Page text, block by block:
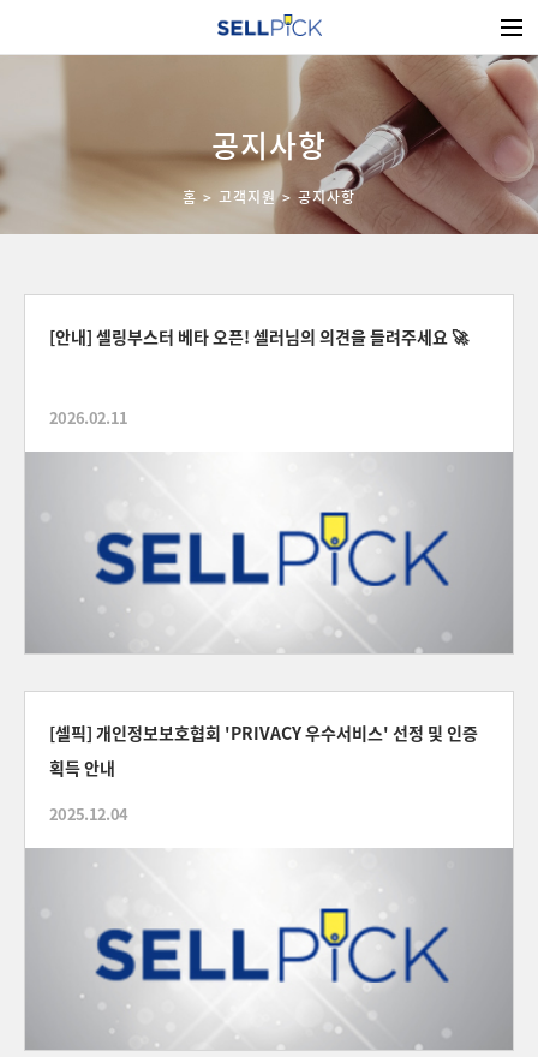
공지사항
홈 고객지원 공지사항
[안내] 셀링부스터 베타 오픈! 셀러님의 의견을 들려주세요 🚀
2026.02.11
[셀픽] 개인정보보호협회 'PRIVACY 우수서비스' 선정 및 인증
획득 안내
2025.12.04